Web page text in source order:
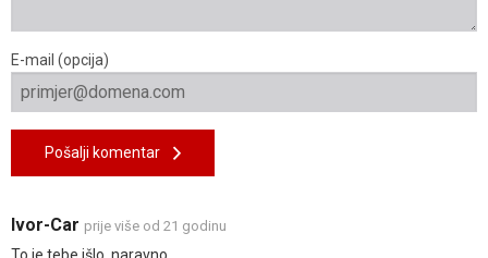
E-mail (opcija)
Pošalji komentar
Ivor-Car prije više od 21 godinu